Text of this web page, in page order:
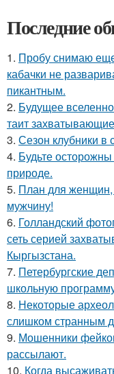
Последние
1. Пробу снимаю
кабачки не
пикантным.
2. Будущее
таит
3. Сезон клубники в
4. Будьте
природе.
5. План для женщин,
мужчину!
6. Голландский
сеть серией
Кыргызстана.
7. Петербургские
школьную
8. Некоторые
слишком странным
9. Мошенники
рассылают.
10. Когда